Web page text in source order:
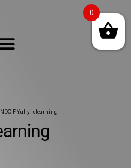
F Yuhyi elearning
0